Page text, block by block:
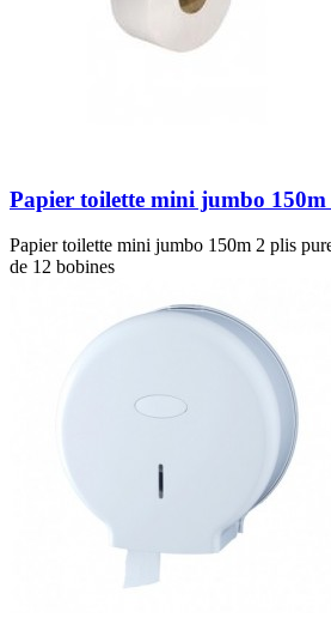
Papier toilette mini jumbo 150m
Papier toilette mini jumbo 150m 2 plis
de 12 bobines